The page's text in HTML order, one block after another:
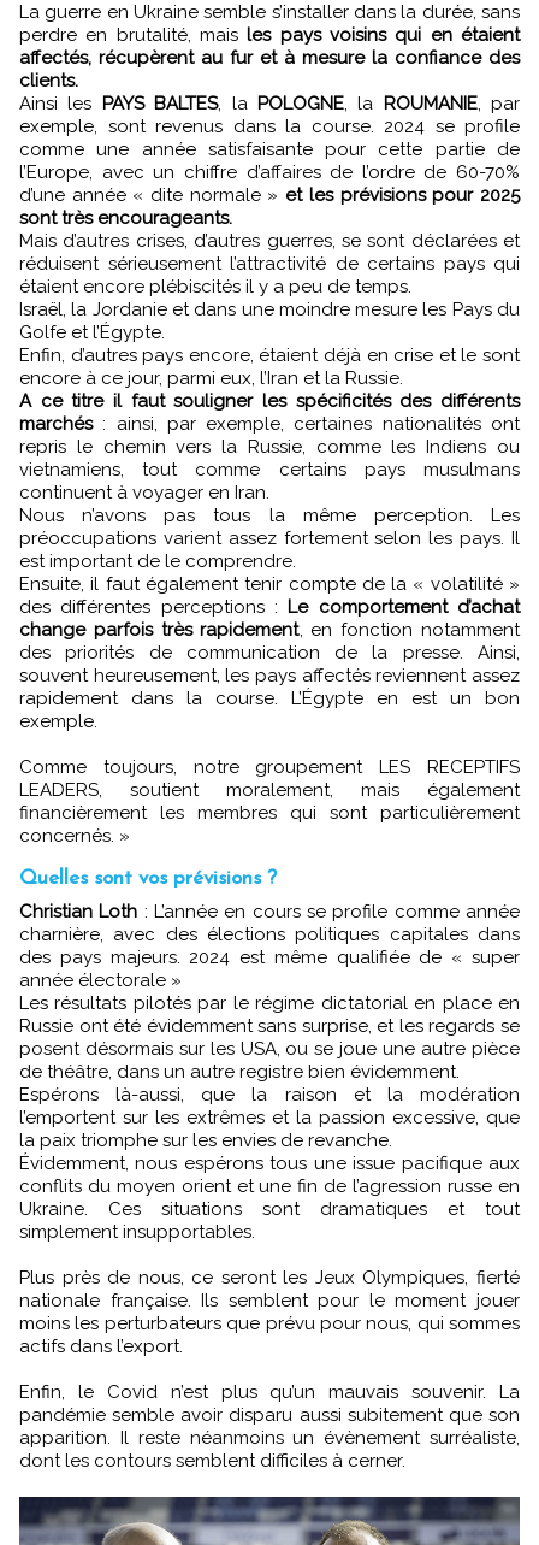
La guerre en Ukraine semble s’installer dans la durée, sans
perdre en brutalité, maisles pays voisins qui en étaient
affectés, récupèrent au fur et à mesure la confiance des
clients.
Ainsi les PAYS BALTES, la POLOGNE, la ROUMANIE, par
exemple, sont revenus dans la course. 2024 se profile
comme une année satisfaisante pour cette partie de
l’Europe, avec un chiffre d’affaires de l’ordre de 60-70%
d’une année « dite normale » et les prévisions pour 2025
sont très encourageants.
Mais d’autres crises, d’autres guerres, se sont déclarées et
réduisent sérieusement l’attractivité de certains pays qui
étaient encore plébiscités il y a peu de temps.
Israël, la Jordanie et dans une moindre mesure les Pays du
Golfe et l’Égypte.
Enfin, d’autres pays encore, étaient déjà en crise et le sont
encore à ce jour, parmi eux, l’Iran et la Russie.
A ce titre il faut souligner les spécificités des différents
marchés: ainsi, par exemple, certaines nationalités ont
repris le chemin vers la Russie, comme les Indiens ou
vietnamiens, tout comme certains pays musulmans
continuent à voyager en Iran.
Nous n’avons pas tous la même perception. Les
préoccupations varient assez fortement selon les pays. Il
est important de le comprendre.
Ensuite, il faut également tenir compte de la « volatilité »
des différentes perceptions : Le comportement d’achat
change parfois très rapidement, en fonction notamment
des priorités de communication de la presse. Ainsi,
souvent heureusement, les pays affectés reviennent assez
rapidement dans la course. L’Égypte en est un bon
exemple.
Comme toujours, notre groupement LES RECEPTIFS
LEADERS, soutient moralement, mais également
financièrement les membres qui sont particulièrement
concernés. »
Quelles sont vos prévisions ?
Christian Loth : L’année en cours se profile comme année
charnière, avec des élections politiques capitales dans
des pays majeurs. 2024 est même qualifiée de « super
année électorale »
Les résultats pilotés par le régime dictatorial en place en
Russie ont été évidemment sans surprise, et les regards se
posent désormais sur les USA, ou se joue une autre pièce
de théâtre, dans un autre registre bien évidemment.
Espérons là-aussi, que la raison et la modération
l’emportent sur les extrêmes et la passion excessive, que
la paix triomphe sur les envies de revanche.
Évidemment, nous espérons tous une issue pacifique aux
conflits du moyen orient et une fin de l’agression russe en
Ukraine. Ces situations sont dramatiques et tout
simplement insupportables.
Plus près de nous, ce seront les Jeux Olympiques, fierté
nationale française. Ils semblent pour le moment jouer
moins les perturbateurs que prévu pour nous, qui sommes
actifs dans l’export.
Enfin, le Covid n’est plus qu’un mauvais souvenir. La
pandémie semble avoir disparu aussi subitement que son
apparition. Il reste néanmoins un évènement surréaliste,
dont les contours semblent difficiles à cerner.